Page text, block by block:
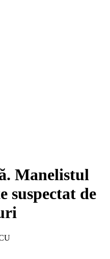
Manelistul
suspectat de